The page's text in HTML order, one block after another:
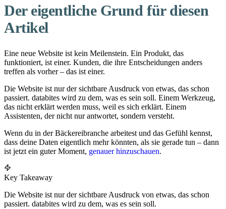
Der eigentliche Grund für diesen
Artikel
Eine neue Website ist kein Meilenstein. Ein Produkt, das
funktioniert, ist einer. Kunden, die ihre Entscheidungen anders
treffen als vorher – das ist einer.
Die Website ist nur der sichtbare Ausdruck von etwas, das schon
passiert. databites wird zu dem, was es sein soll. Einem Werkzeug,
das nicht erklärt werden muss, weil es sich erklärt. Einem
Assistenten, der nicht nur antwortet, sondern versteht.
Wenn du in der Bäckereibranche arbeitest und das Gefühl kennst,
dass deine Daten eigentlich mehr könnten, als sie gerade tun – dann
ist jetzt ein guter Moment, genauer hinzuschauen.
Key Takeaway
Die Website ist nur der sichtbare Ausdruck von etwas, das schon
passiert. databites wird zu dem, was es sein soll.